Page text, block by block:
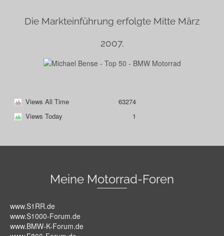
Die Markteinführung erfolgte Mitte März
2007.
Views All Time
63274
Views Today
1
Meine Motorrad-Foren
www.S1RR.de
www.S1000-Forum.de
www.BMW-K-Forum.de